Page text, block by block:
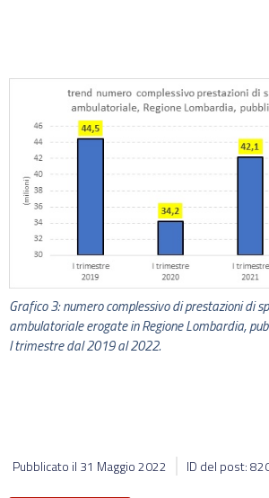
Grafico 3: numero complessivo di prestazioni di
ambulatoriale erogate in Regione Lombardia,
I trimestre dal 2019 al 2022.
Pubblicato il 31 Maggio 2022 ID del post: